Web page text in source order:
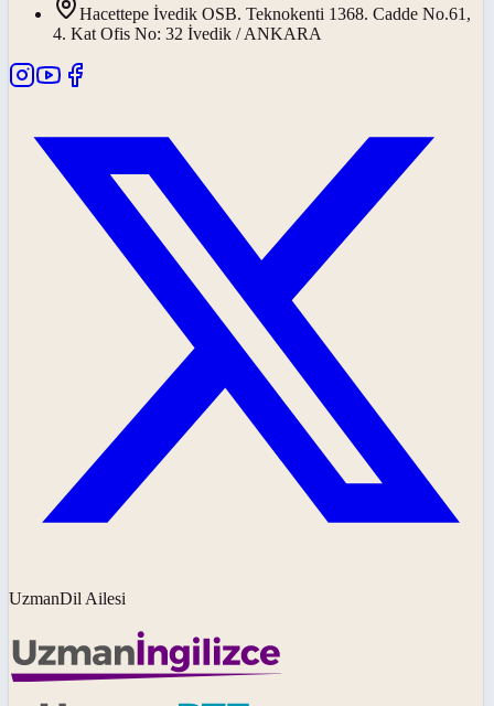
Hacettepe İvedik OSB. Teknokenti 1368. Cadde No.61,
4. Kat Ofis No: 32 İvedik / ANKARA
UzmanDil Ailesi